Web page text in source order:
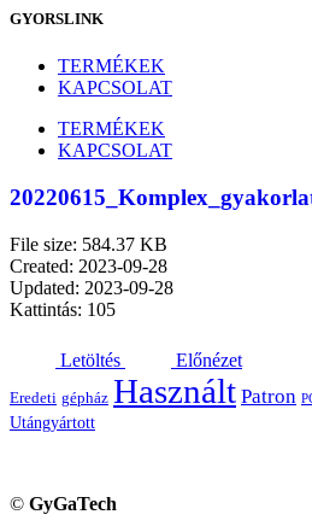
GYORSLINK
TERMÉKEK
KAPCSOLAT
TERMÉKEK
KAPCSOLAT
File size: 584.37 KB
Created: 2023-09-28
Updated: 2023-09-28
Kattintás: 105
Letöltés Előnézet
Eredeti gépház Használt Patron
Utángyártott
© GyGaTech